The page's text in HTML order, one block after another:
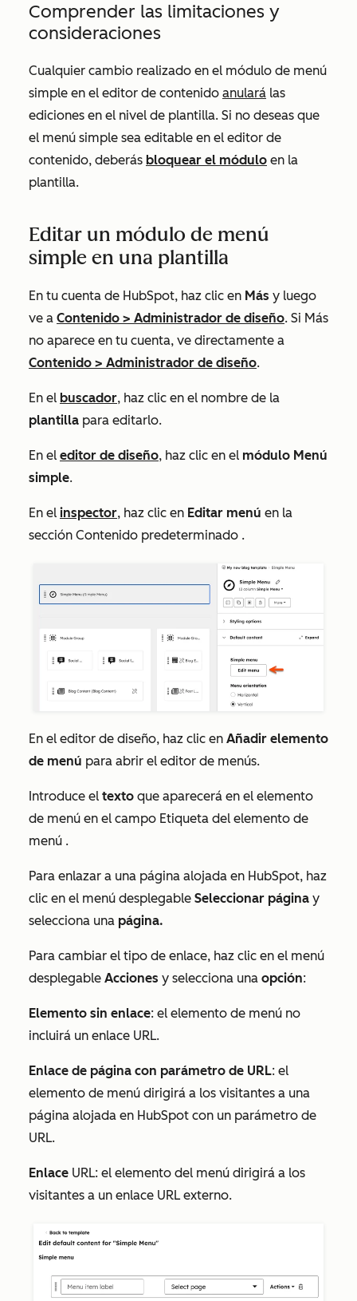
Comprender las limitaciones y
consideraciones
Cualquier cambio realizado en el módulo de menú
simple en el editor de contenido anulará las
ediciones en el nivel de plantilla. Si no deseas que
el menú simple sea editable en el editor de
contenido, deberás bloquear el módulo en la
plantilla.
Editar un módulo de menú
simple en una plantilla
En tu cuenta de HubSpot, haz clic en Más y luego
ve a Contenido > Administrador de diseño. Si Más
no aparece en tu cuenta, ve directamente a
Contenido > Administrador de diseño.
En el buscador, haz clic en el nombre de la
plantilla para editarlo.
En el editor de diseño, haz clic en el módulo Menú
simple.
En el inspector, haz clic en Editar menú en la
sección Contenido predeterminado .
En el editor de diseño, haz clic en Añadir elemento
de menú para abrir el editor de menús.
Introduce el texto que aparecerá en el elemento
de menú en el campo Etiqueta del elemento de
menú .
Para enlazar a una página alojada en HubSpot, haz
clic en el menú desplegable Seleccionar página y
selecciona una página.
Para cambiar el tipo de enlace, haz clic en el menú
desplegable Acciones y selecciona una opción:
Elemento sin enlace: el elemento de menú no
incluirá un enlace URL.
Enlace de página con parámetro de URL: el
elemento de menú dirigirá a los visitantes a una
página alojada en HubSpot con un parámetro de
URL.
Enlace URL: el elemento del menú dirigirá a los
visitantes a un enlace URL externo.